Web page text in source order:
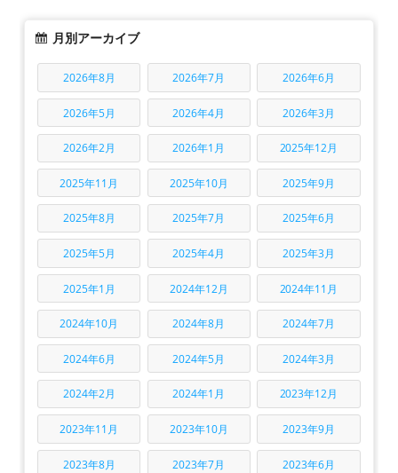
月別アーカイブ
2026年8月 2026年7月 2026年6月
2026年5月 2026年4月 2026年3月
2026年2月 2026年1月 2025年12月
2025年11月 2025年10月 2025年9月
2025年8月 2025年7月 2025年6月
2025年5月 2025年4月 2025年3月
2025年1月 2024年12月 2024年11月
2024年10月 2024年8月 2024年7月
2024年6月 2024年5月 2024年3月
2024年2月 2024年1月 2023年12月
2023年11月 2023年10月 2023年9月
2023年8月 2023年7月 2023年6月